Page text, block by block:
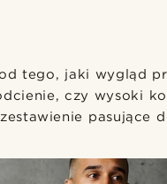
tego, jaki wygląd
czy wysoki
pasujące